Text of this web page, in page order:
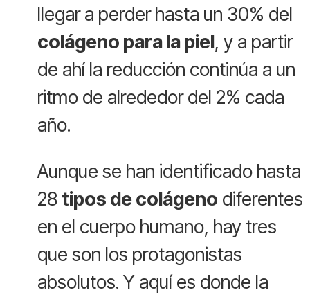
llegar a perder hasta un 30% del
colágeno para la piel, y a partir
de ahí la reducción continúa a un
ritmo de alrededor del 2% cada
año.
Aunque se han identificado hasta
28 tipos de colágeno diferentes
en el cuerpo humano, hay tres
que son los protagonistas
absolutos. Y aquí es donde la